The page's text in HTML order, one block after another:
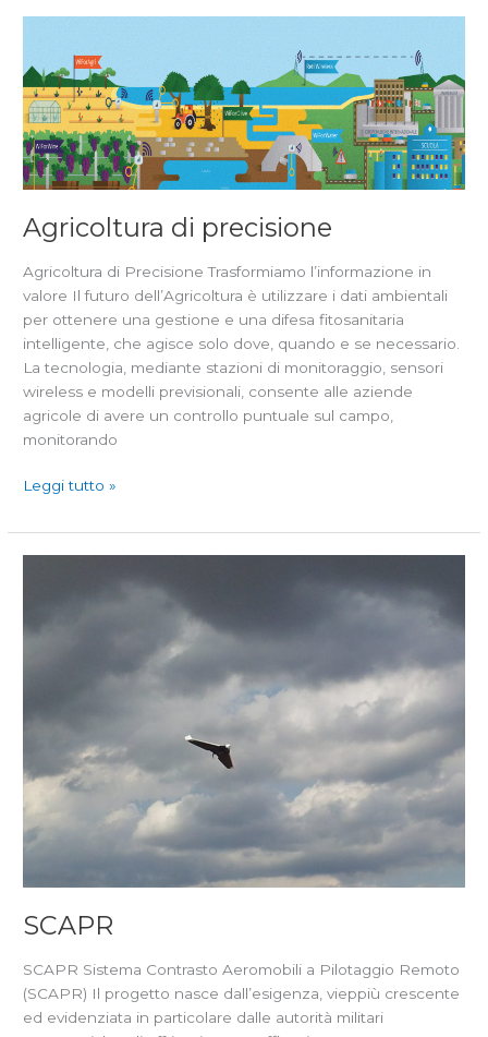
Agricoltura di precisione
Agricoltura di Precisione Trasformiamo l’informazione in
valore Il futuro dell’Agricoltura è utilizzare i dati ambientali
per ottenere una gestione e una difesa fitosanitaria
intelligente, che agisce solo dove, quando e se necessario.
La tecnologia, mediante stazioni di monitoraggio, sensori
wireless e modelli previsionali, consente alle aziende
agricole di avere un controllo puntuale sul campo,
monitorando
precisione
Leggi tutto »
SCAPR
SCAPR Sistema Contrasto Aeromobili a Pilotaggio Remoto
(SCAPR) Il progetto nasce dall’esigenza, vieppiù crescente
ed evidenziata in particolare dalle autorità militari